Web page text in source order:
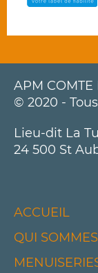
APM COMTE
© 2020 -
Lieu-dit La
24 500 St
ACCUEIL
QUI